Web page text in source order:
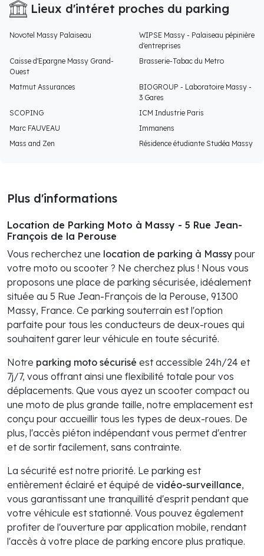
Lieux d'intéret proches du parking
Novotel Massy Palaiseau
WIPSE Massy - Palaiseau pépinière
d'entreprises
Caisse d'Epargne Massy Grand-
Ouest
Brasserie-Tabac du Metro
Matmut Assurances
BIOGROUP - Laboratoire Massy -
3 Gares
SCOPING
ICM Industrie Paris
Marc FAUVEAU
Immanens
Mass and Zen
Résidence étudiante Studéa Massy
Plus d'informations
Location de Parking Moto à Massy - 5 Rue Jean-
François de la Perouse
Vous recherchez une location de parking à Massy pour
votre moto ou scooter ? Ne cherchez plus ! Nous vous
proposons une place de parking sécurisée, idéalement
située au 5 Rue Jean-François de la Perouse, 91300
Massy, France. Ce parking souterrain est l'option
parfaite pour tous les conducteurs de deux-roues qui
souhaitent garer leur véhicule en toute sécurité.
Notre parking moto sécurisé est accessible 24h/24 et
7j/7, vous offrant ainsi une flexibilité totale pour vos
déplacements. Que vous ayez un scooter compact ou
une moto de plus grande taille, notre emplacement est
conçu pour accueillir tous les types de deux-roues. De
plus, l'accès piéton indépendant vous permet d'entrer
et de sortir facilement, sans contrainte.
La sécurité est notre priorité. Le parking est
entièrement éclairé et équipé de vidéo-surveillance,
vous garantissant une tranquillité d'esprit pendant que
votre véhicule est stationné. Vous pouvez également
profiter de l'ouverture par application mobile, rendant
l'accès à votre place de parking encore plus pratique.